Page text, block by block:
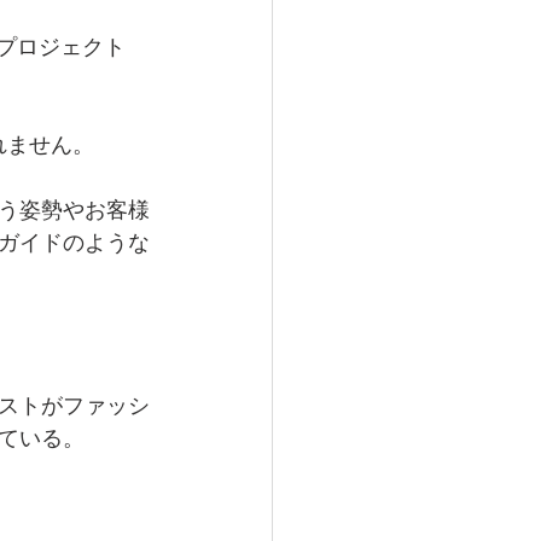
ロジェクト
せん。
姿勢やお客様
イドのような
トがファッシ
いる。